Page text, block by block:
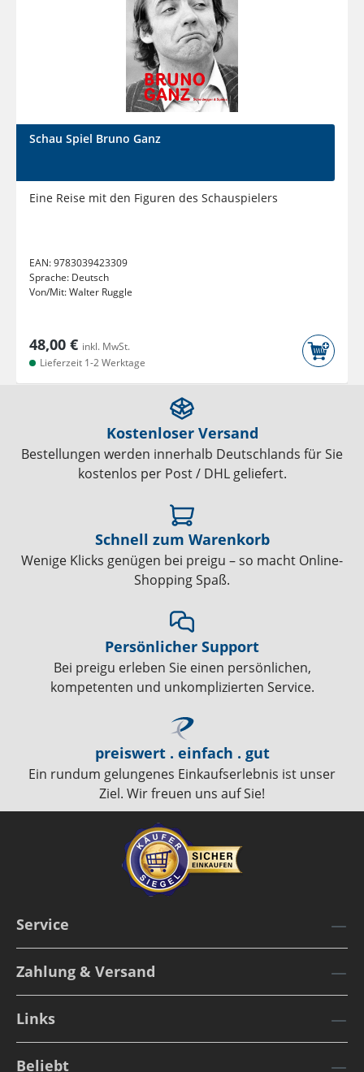
Schau Spiel Bruno Ganz
Eine Reise mit den Figuren des Schauspielers
EAN:9783039423309
Sprache: Deutsch
Von/Mit:Walter Ruggle
48,00 € inkl. MwSt.
Lieferzeit 1-2 Werktage
Kostenloser Versand
Bestellungen werden innerhalb Deutschlands für Sie
kostenlos per Post / DHL geliefert.
Schnell zum Warenkorb
Wenige Klicks genügen bei preigu – so macht Online-
Shopping Spaß.
Persönlicher Support
Bei preigu erleben Sie einen persönlichen,
kompetenten und unkomplizierten Service.
preiswert . einfach . gut
Ein rundum gelungenes Einkaufserlebnis ist unser
Ziel. Wir freuen uns auf Sie!
Service
Zahlung & Versand
Links
Beliebt